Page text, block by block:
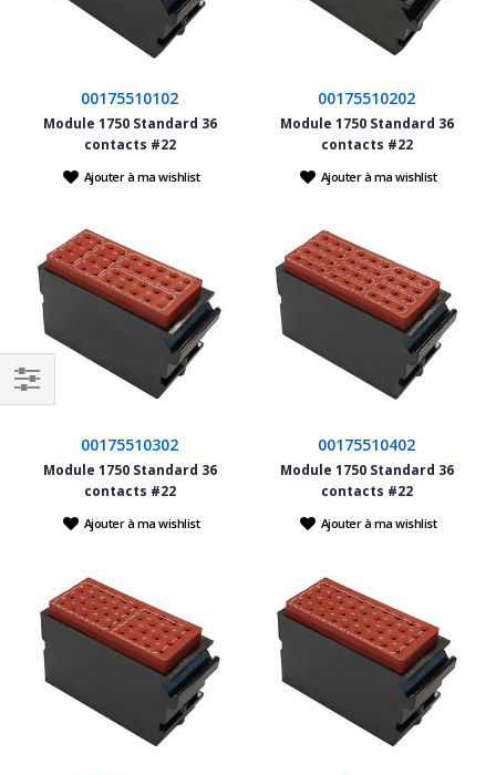
00175510102
Module 1750 Standard 36
contacts #22
Ajouter à ma wishlist
00175510202
Module 1750 Standard 36
contacts #22
Ajouter à ma wishlist
00175510302
Module 1750 Standard 36
contacts #22
Ajouter à ma wishlist
00175510402
Module 1750 Standard 36
contacts #22
Ajouter à ma wishlist
Filtrer